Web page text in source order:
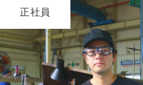
正社員